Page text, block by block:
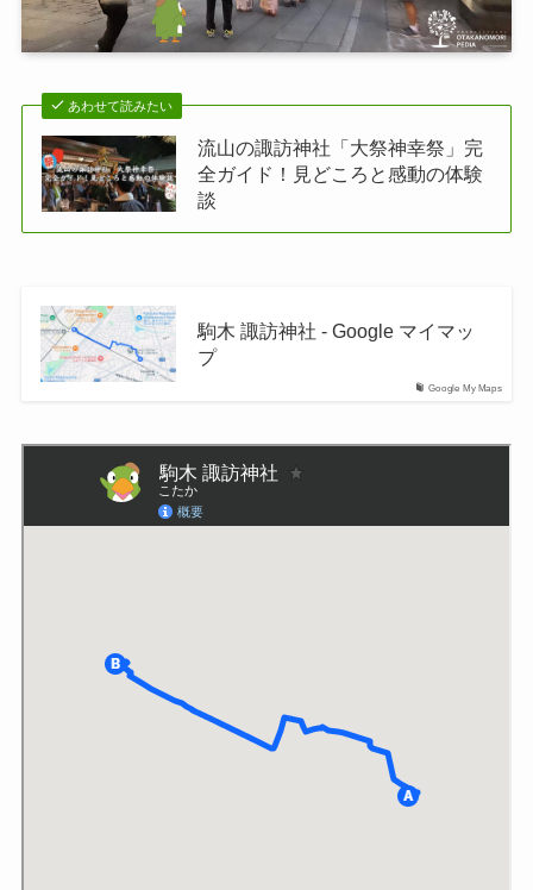
あわせて読みたい
流山の諏訪神社「大祭神幸祭」完
全ガイド！見どころと感動の体験
談
Google My Maps
駒木 諏訪神社 - Google マイマッ
プ